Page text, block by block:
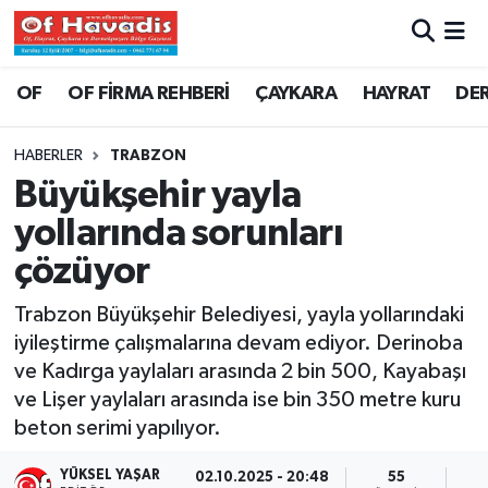
OF OF FİRMA REHBERİ ÇAYKARA HAYRAT
HABERLER TRABZON
Büyükşehir yayla
yollarında sorunları
çözüyor
Trabzon Büyükşehir Belediyesi, yayla yollarındaki
iyileştirme çalışmalarına devam ediyor. Derinoba
ve Kadırga yaylaları arasında 2 bin 500, Kayabaşı
ve Lişer yaylaları arasında ise bin 350 metre kuru
beton serimi yapılıyor.
YÜKSEL YAŞAR 02.10.2025 - 20:48 55
Trabzon Nöbetçi Eczaneler
Trabzon Namaz Vakitleri
Trabzon Trafik Yoğunluk Haritası
Süper Lig Puan Durumu ve Fikstür
Tüm Manşetler
Son Dakika Haberleri
Haber Arşivi